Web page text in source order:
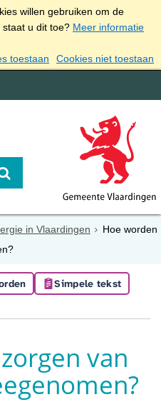
willen gebruiken om de
u dit toe? Meer informatie
toestaan
Cookies niet toestaan
in Vlaardingen
Hoe worden
Simpele tekst
van